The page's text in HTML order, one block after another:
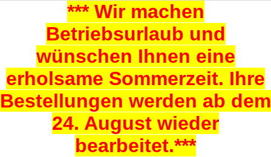
*** Wir machen
Betriebsurlaub und
wünschen Ihnen eine
erholsame Sommerzeit. Ihre
Bestellungen werden ab dem
24. August wieder
bearbeitet.***